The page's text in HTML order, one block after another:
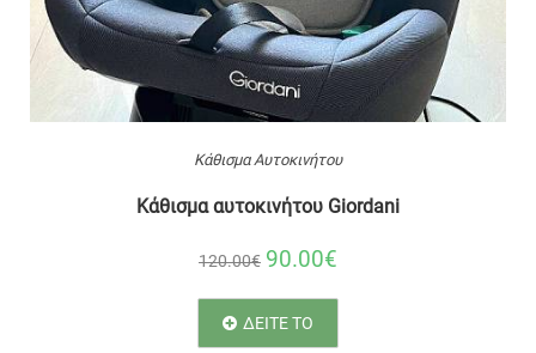
Κάθισμα Αυτοκινήτου
Κάθισμα αυτοκινήτου Giordani
120.00€ 90.00€
ΔΕΙΤΕ ΤΟ